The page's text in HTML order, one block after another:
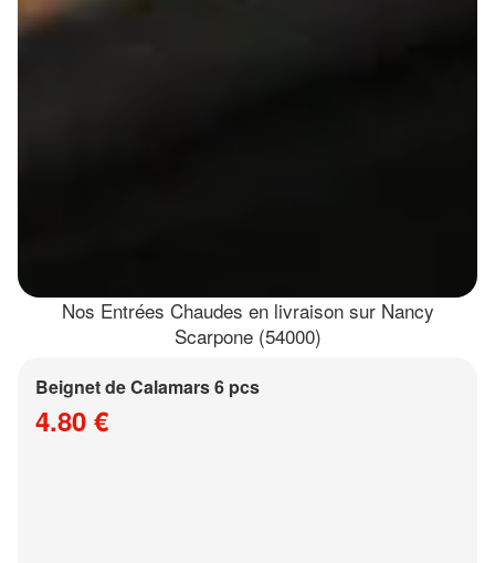
Nos Entrées Chaudes en livraison sur Nancy
Scarpone (54000)
Beignet de Calamars 6 pcs
4.80 €